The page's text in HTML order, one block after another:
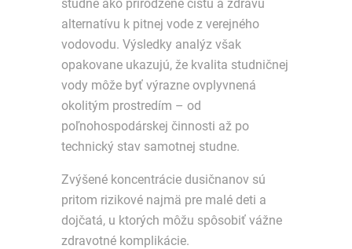
studne ako prirodzene čistú a zdravú
alternatívu k pitnej vode z verejného
vodovodu. Výsledky analýz však
opakovane ukazujú, že kvalita studničnej
vody môže byť výrazne ovplyvnená
okolitým prostredím – od
poľnohospodárskej činnosti až po
technický stav samotnej studne.
Zvýšené koncentrácie dusičnanov sú
pritom rizikové najmä pre malé deti a
dojčatá, u ktorých môžu spôsobiť vážne
zdravotné komplikácie.